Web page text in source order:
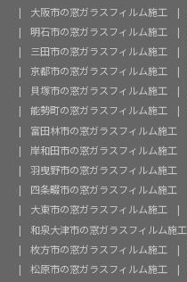
大阪市の窓ガラスフィルム施工
明石市の窓ガラスフィルム施工
三田市の窓ガラスフィルム施工
京都市の窓ガラスフィルム施工
貝塚市の窓ガラスフィルム施工
能勢町の窓ガラスフィルム施工
富田林市の窓ガラスフィルム施工
岸和田市の窓ガラスフィルム施工
羽曳野市の窓ガラスフィルム施工
四条畷市の窓ガラスフィルム施工
大東市の窓ガラスフィルム施工
和泉大津市の窓ガラスフィルム施工
枚方市の窓ガラスフィルム施工
松原市の窓ガラスフィルム施工